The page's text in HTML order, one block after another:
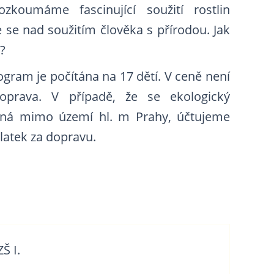
fascinující soužití rostlin
nad soužitím člověka s přírodou. Jak
je počítána na 17 dětí. V ceně není
V případě, že se ekologický
mimo území hl. m Prahy, účtujeme
za dopravu.
I.